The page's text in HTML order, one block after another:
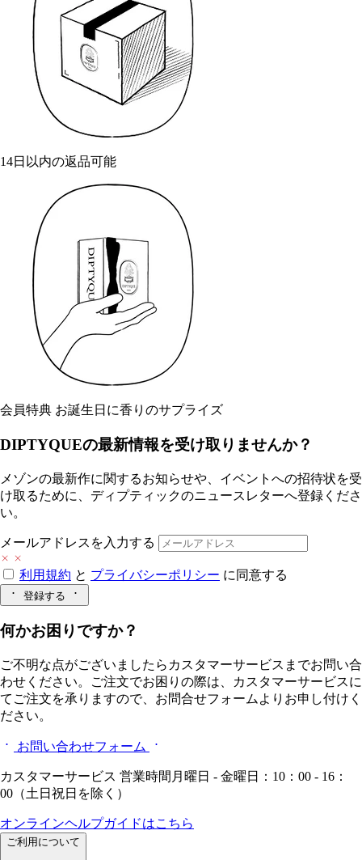
14日以内の返品可能
会員特典 お誕生日に香りのサプライズ
DIPTYQUEの最新情報を受け取りませんか？
メゾンの最新作に関するお知らせや、イベントへの招待状を受
け取るために、ディプティックのニュースレターへ登録くださ
い。
メールアドレスを入力する
利用規約 と プライバシーポリシー に同意する
登録する
何かお困りですか？
ご不明な点がございましたらカスタマーサービスまでお問い合
わせください。ご注文でお困りの際は、カスタマーサービスに
てご注文を承りますので、お問合せフォームよりお申し付けく
ださい。
お問い合わせフォーム
カスタマーサービス 営業時間月曜日 - 金曜日：10：00 - 16：
00（土日祝日を除く）
オンラインヘルプガイドはこちら
ご利用について